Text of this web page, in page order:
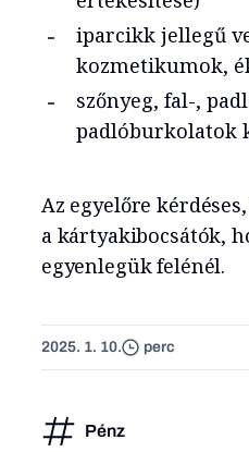
iparcikk jellegű
kozmetikumok,
szőnyeg, fal-,
padlóburkolatok
Az egyelőre
a kártyakibocsátók,
egyenlegük felénél.
2025. 1. 10. perc
Pénz